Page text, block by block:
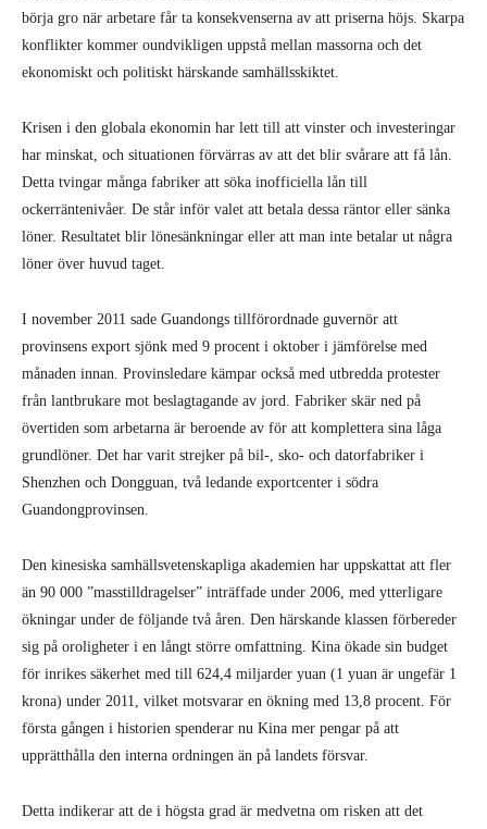
börja gro när arbetare får ta konsekvenserna av att priserna höjs. Skarpa
konflikter kommer oundvikligen uppstå mellan massorna och det
ekonomiskt och politiskt härskande samhällsskiktet.
Krisen i den globala ekonomin har lett till att vinster och investeringar
har minskat, och situationen förvärras av att det blir svårare att få lån.
Detta tvingar många fabriker att söka inofficiella lån till
ockerräntenivåer. De står inför valet att betala dessa räntor eller sänka
löner. Resultatet blir lönesänkningar eller att man inte betalar ut några
löner över huvud taget.
I november 2011 sade Guandongs tillförordnade guvernör att
provinsens export sjönk med 9 procent i oktober i jämförelse med
månaden innan. Provinsledare kämpar också med utbredda protester
från lantbrukare mot beslagtagande av jord. Fabriker skär ned på
övertiden som arbetarna är beroende av för att komplettera sina låga
grundlöner. Det har varit strejker på bil-, sko- och datorfabriker i
Shenzhen och Dongguan, två ledande exportcenter i södra
Guandongprovinsen.
Den kinesiska samhällsvetenskapliga akademien har uppskattat att fler
än 90 000 ”masstilldragelser” inträffade under 2006, med ytterligare
ökningar under de följande två åren. Den härskande klassen förbereder
sig på oroligheter i en långt större omfattning. Kina ökade sin budget
för inrikes säkerhet med till 624,4 miljarder yuan (1 yuan är ungefär 1
krona) under 2011, vilket motsvarar en ökning med 13,8 procent. För
första gången i historien spenderar nu Kina mer pengar på att
upprätthålla den interna ordningen än på landets försvar.
Detta indikerar att de i högsta grad är medvetna om risken att det